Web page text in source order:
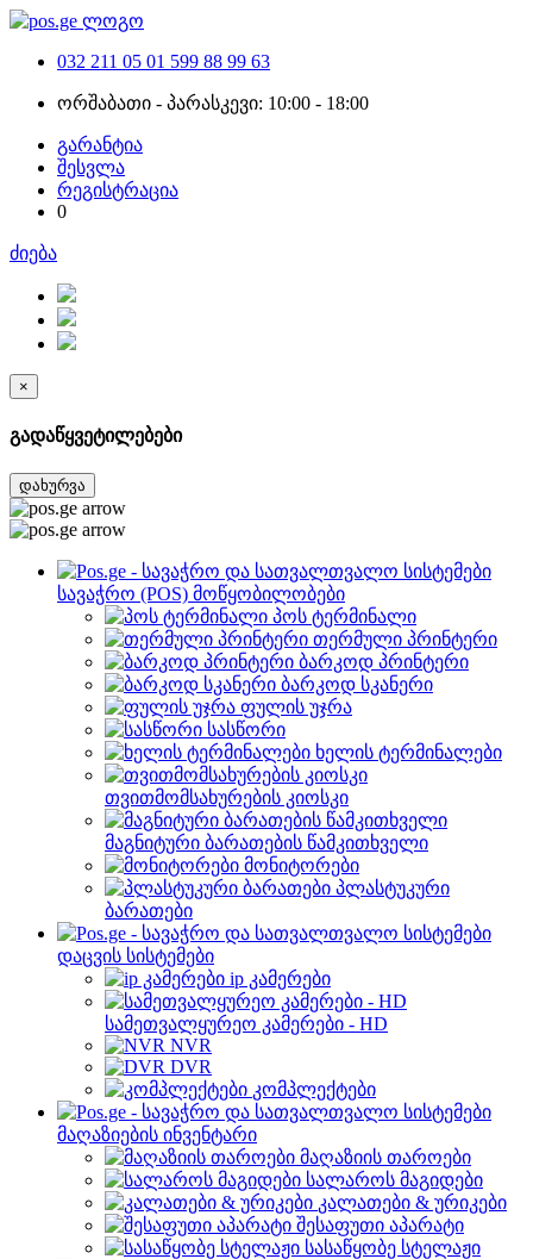
032 211 05 01 599 88 99 63
ორშაბათი - პარასკევი: 10:00 - 18:00
გარანტია
შესვლა
რეგისტრაცია
0
ძიება
×
გადაწყვეტილებები
დახურვა
სავაჭრო (POS) მოწყობილობები
პოს ტერმინალი
თერმული პრინტერი
ბარკოდ პრინტერი
ბარკოდ სკანერი
ფულის უჯრა
სასწორი
ხელის ტერმინალები
თვითმომსახურების კიოსკი
მაგნიტური ბარათების წამკითხველი
მონიტორები
პლასტუკური
ბარათები
დაცვის სისტემები
ip კამერები
სამეთვალყურეო კამერები - HD
NVR
DVR
კომპლექტები
მაღაზიების ინვენტარი
მაღაზიის თაროები
სალაროს მაგიდები
კალათები & ურიკები
შესაფუთი აპარატი
სასაწყობე სტელაჟი